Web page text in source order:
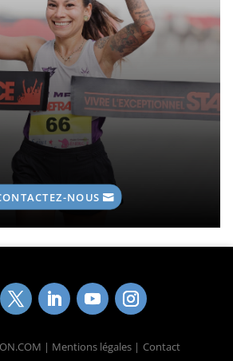
NOUS
| Mentions légales | Contact